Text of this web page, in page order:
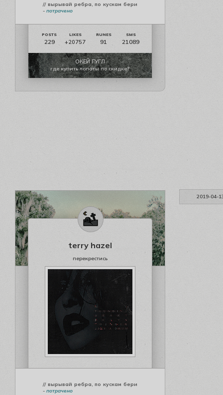
// вырывай ребра, по кускам бери
- потрачено
229 +20757 91 21089
ОКЕЙ ГУГЛ
где купить лопаты по скидке?
2019-04-
terry hazel
перекрестись
// вырывай ребра, по кускам бери
- потрачено